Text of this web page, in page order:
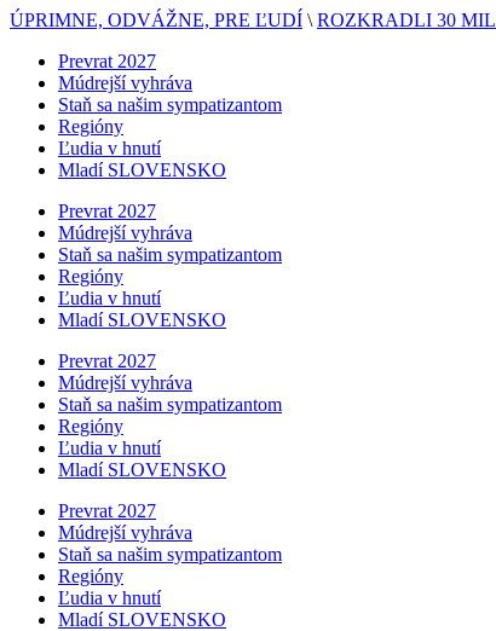
ÚPRIMNE, ODVÁŽNE, PRE ĽUDÍ \ ROZKRADLI 30
Prevrat 2027
Múdrejší vyhráva
Staň sa našim sympatizantom
Regióny
Ľudia v hnutí
Mladí SLOVENSKO
Prevrat 2027
Múdrejší vyhráva
Staň sa našim sympatizantom
Regióny
Ľudia v hnutí
Mladí SLOVENSKO
Prevrat 2027
Múdrejší vyhráva
Staň sa našim sympatizantom
Regióny
Ľudia v hnutí
Mladí SLOVENSKO
Prevrat 2027
Múdrejší vyhráva
Staň sa našim sympatizantom
Regióny
Ľudia v hnutí
Mladí SLOVENSKO